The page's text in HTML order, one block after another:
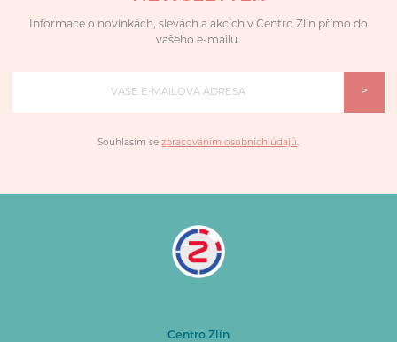
Informace o novinkách, slevách a akcích v Centro Zlín přímo do
vašeho e-mailu.
>
Souhlasím sezpracováním osobních údajů.
Centro Zlín